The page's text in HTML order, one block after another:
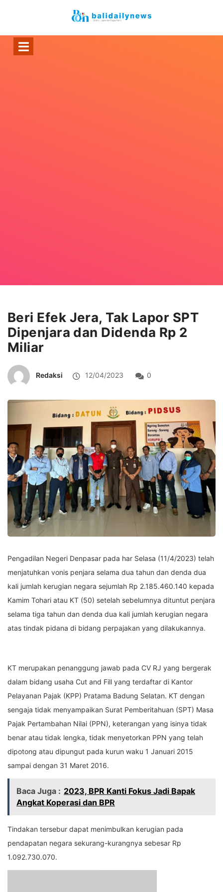
Beri Efek Jera, Tak Lapor SPT
Dipenjara dan Didenda Rp 2
Miliar
Redaksi 12/04/2023 0
Pengadilan Negeri Denpasar pada har Selasa (11/4/2023) telah
menjatuhkan vonis penjara selama dua tahun dan denda dua
kali jumlah kerugian negara sejumlah Rp 2.185.460.140 kepada
Kamim Tohari atau KT (50) setelah sebelumnya dituntut penjara
selama tiga tahun dan denda dua kali jumlah kerugian negara
atas tindak pidana di bidang perpajakan yang dilakukannya.
KT merupakan penanggung jawab pada CV RJ yang bergerak
dalam bidang usaha Cut and Fill yang terdaftar di Kantor
Pelayanan Pajak (KPP) Pratama Badung Selatan. KT dengan
sengaja tidak menyampaikan Surat Pemberitahuan (SPT) Masa
Pajak Pertambahan Nilai (PPN), keterangan yang isinya tidak
benar atau tidak lengka, tidak menyetorkan PPN yang telah
dipotong atau dipungut pada kurun waku 1 Januari 2015
sampai dengan 31 Maret 2016.
Baca Juga : 2023, BPR Kanti Fokus Jadi Bapak
Angkat Koperasi dan BPR
Tindakan tersebur dapat menimbulkan kerugian pada
pendapatan negara sekurang-kurangnya sebesar Rp
1.092.730.070.